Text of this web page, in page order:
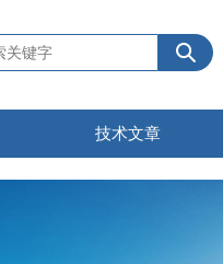
技术文章